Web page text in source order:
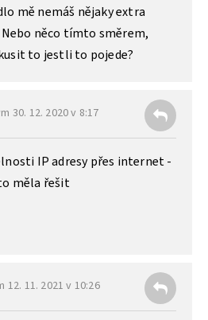
mě nemáš nějaky extra
něco tímto směrem,
to jestli to pojede?
30. 12. 2020 v 8:17
IP adresy přes internet -
měla řešit
12. 11. 2021 v 10:26